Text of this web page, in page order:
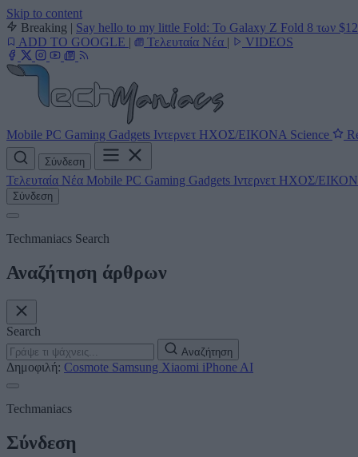
Skip to content
Breaking | Say hello to my little Fold: Το Galaxy Z Fold 8 των
ADD TO GOOGLE | Τελευταία Νέα | VIDEOS
Mobile PC Gaming Gadgets Ιντερνετ ΗΧΟΣ/ΕΙΚΟΝΑ Science
Σύνδεση
Τελευταία Νέα Mobile PC Gaming Gadgets Ιντερνετ ΗΧΟΣ/
Σύνδεση
Techmaniacs Search
Αναζήτηση άρθρων
Search
Αναζήτηση
Δημοφιλή: Cosmote Samsung Xiaomi iPhone AI
Techmaniacs
Σύνδεση